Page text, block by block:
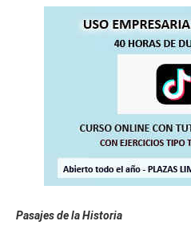
Pasajes de la Historia